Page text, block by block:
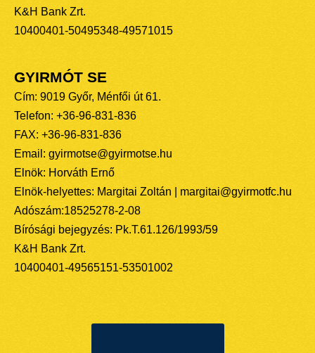
K&H Bank Zrt.
10400401-50495348-49571015
GYIRMÓT SE
Cím: 9019 Győr, Ménfői út 61.
Telefon: +36-96-831-836
FAX: +36-96-831-836
Email: gyirmotse@gyirmotse.hu
Elnök: Horváth Ernő
Elnök-helyettes: Margitai Zoltán | margitai@gyirmotfc.hu
Adószám:18525278-2-08
Bírósági bejegyzés: Pk.T.61.126/1993/59
K&H Bank Zrt.
10400401-49565151-53501002